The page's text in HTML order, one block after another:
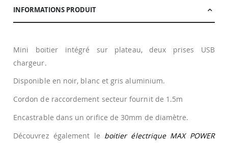
INFORMATIONS PRODUIT
Mini boitier intégré sur plateau, deux prises USB
chargeur.
Disponible en noir, blanc et gris aluminium.
Cordon de raccordement secteur fournit de 1.5m
Encastrable dans un orifice de 30mm de diamètre.
Découvrez également le boitier électrique MAX POWER